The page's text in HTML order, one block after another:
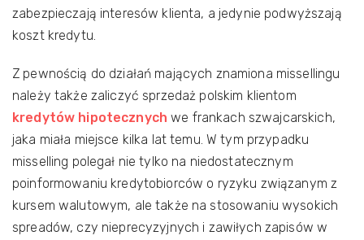
zabezpieczają interesów klienta, a jedynie podwyższają
koszt kredytu.
Z pewnością do działań mających znamiona missellingu
należy także zaliczyć sprzedaż polskim klientom
kredytów hipotecznych we frankach szwajcarskich,
jaka miała miejsce kilka lat temu. W tym przypadku
misselling polegał nie tylko na niedostatecznym
poinformowaniu kredytobiorców o ryzyku związanym z
kursem walutowym, ale także na stosowaniu wysokich
spreadów, czy nieprecyzyjnych i zawiłych zapisów w